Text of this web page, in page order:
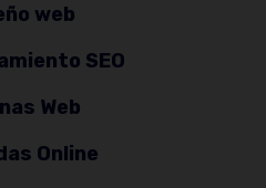
web
SEO
Web
Online